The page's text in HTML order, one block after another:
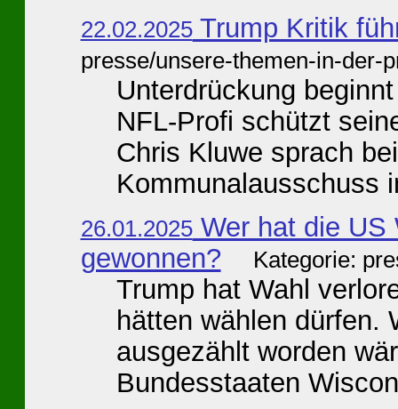
22.02.2025Trump Kritik
presse/unsere-themen-in-der-
Unterdrückung
NFL-Profi schützt
Chris Kluwe sprach
Kommunalausschuss
26.01.2025Wer hat die US
gewonnen?
Kategorie:
Trump hat Wahl
hätten wählen dürfen.
ausgezählt worden
Bundesstaaten